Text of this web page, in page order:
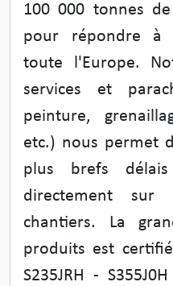
100 000 tonnes
pour répondre à
toute l'Europe.
services et
peinture,
etc.) nous permet
plus brefs
directement
chantiers. La
produits est
S235JRH -